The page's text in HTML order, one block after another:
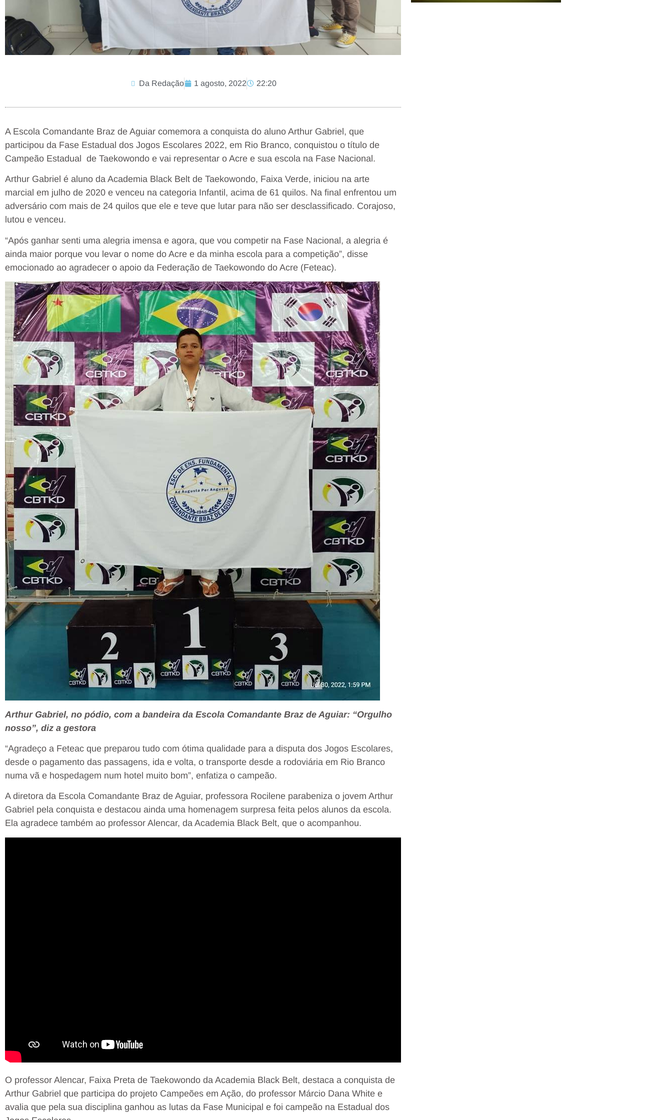
Da Redação 1 agosto, 2022 22:20
A Escola Comandante Braz de Aguiar comemora a conquista do aluno Arthur Gabriel, que
participou da Fase Estadual dos Jogos Escolares 2022, em Rio Branco, conquistou o título de
Campeão Estadual de Taekowondo e vai representar o Acre e sua escola na Fase Nacional.
Arthur Gabriel é aluno da Academia Black Belt de Taekowondo, Faixa Verde, iniciou na arte
marcial em julho de 2020 e venceu na categoria Infantil, acima de 61 quilos. Na final enfrentou um
adversário com mais de 24 quilos que ele e teve que lutar para não ser desclassificado. Corajoso,
lutou e venceu.
“Após ganhar senti uma alegria imensa e agora, que vou competir na Fase Nacional, a alegria é
ainda maior porque vou levar o nome do Acre e da minha escola para a competição”, disse
emocionado ao agradecer o apoio da Federação de Taekowondo do Acre (Feteac).
Arthur Gabriel, no pódio, com a bandeira da Escola Comandante Braz de Aguiar: “Orgulho
nosso”, diz a gestora
“Agradeço a Feteac que preparou tudo com ótima qualidade para a disputa dos Jogos Escolares,
desde o pagamento das passagens, ida e volta, o transporte desde a rodoviária em Rio Branco
numa vã e hospedagem num hotel muito bom”, enfatiza o campeão.
A diretora da Escola Comandante Braz de Aguiar, professora Rocilene parabeniza o jovem Arthur
Gabriel pela conquista e destacou ainda uma homenagem surpresa feita pelos alunos da escola.
Ela agradece também ao professor Alencar, da Academia Black Belt, que o acompanhou.
O professor Alencar, Faixa Preta de Taekowondo da Academia Black Belt, destaca a conquista de
Arthur Gabriel que participa do projeto Campeões em Ação, do professor Márcio Dana White e
avalia que pela sua disciplina ganhou as lutas da Fase Municipal e foi campeão na Estadual dos